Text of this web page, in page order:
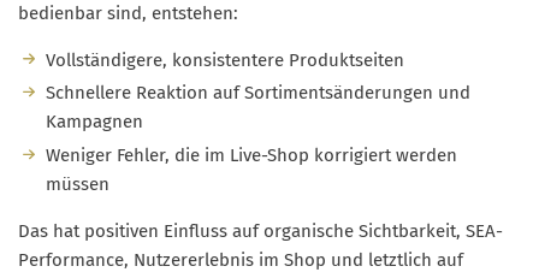
bedienbar sind, entstehen:
Vollständigere, konsistentere Produktseiten
Schnellere Reaktion auf Sortimentsänderungen und
Kampagnen
Weniger Fehler, die im Live-Shop korrigiert werden
müssen
Das hat positiven Einfluss auf organische Sichtbarkeit, SEA-
Performance, Nutzererlebnis im Shop und letztlich auf